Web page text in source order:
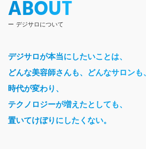
ABOUT
デジサロについて
デジサロが本当にしたいことは、
どんな美容師さんも、どんなサロンも、
時代が変わり、
テクノロジーが増えたとしても、
置いてけぼりにしたくない。